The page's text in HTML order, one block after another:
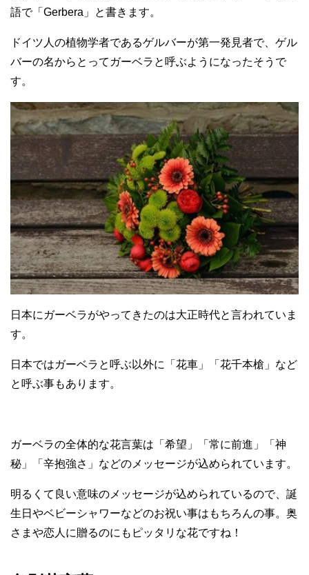
語で「Gerbera」と書きます。
ドイツ人の植物学者であるゲルバーが第一発見者で、ゲル
バーの名からとってガーベラと呼ぶようになったそうで
す。
日本にガーベラがやってきたのは大正時代と言われていま
す。
日本ではガーベラと呼ぶ以外に「花車」「花千本槍」など
と呼ぶ事もあります。
ガーベラの全体的な花言葉は「希望」「常に前進」「神
秘」「辛抱強さ」などのメッセージが込められています。
明るくて良い意味のメッセージが込められているので、誕
生日やベビーシャワーなどのお祝い事はもちろんの事。奥
さまや恋人に贈るのにもピッタリな花ですね！